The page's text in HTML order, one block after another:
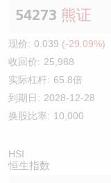
54273 熊证
现价: 0.039 (-29.09%)
收回价: 25,988
实际杠杆: 65.8倍
到期日: 2028-12-28
换股比率: 10,000
HSI
恒生指数